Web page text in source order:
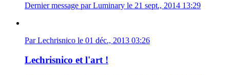
Dernier message par Luminary le 21 sept., 2014 13:29
Par Lechrisnico le 01 déc., 2013 03:26
Lechrisnico et l'art !